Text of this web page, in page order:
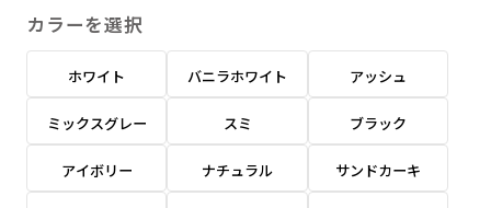
カラーを選択
ホワイト バニラホワイト アッシュ
ミックスグレー スミ ブラック
アイボリー ナチュラル サンドカーキ
購入時の案内に沿って入稿してください。［
対応ファイル：AI／PSDファイル ］
入稿（AI／PSD）（要画像確認）［ +298円
］
弊社よりJPG画像をお送りします。ご確認のお
名入れ［+999円］
文字のみの名入れが可能です。
スリム(45x180)
飾る場所に対して、標準サイズでは大きすぎると
感じる場合や、立てる本数を増やしたい場合はこ
スリム(180x45)
飾る場所に対して、標準サイズでは大きすぎると
感じる場合や、立てる本数を増やしたい場合はこ
上左チチと
ハトメ右下
上右チチと
ハトメ左下
左棒袋縫い
（上と左）
ハトメ上4つ
（+1営業日）
ハトメ上下4つ
（+1営業日）
上棒袋縫い
（上のみ）
1本（2分割）の場合だと